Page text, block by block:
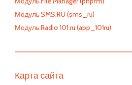
Модуль SMS.RU (sms_ru)
Модуль Radio 101.ru (app_101ru)
Карта сайта